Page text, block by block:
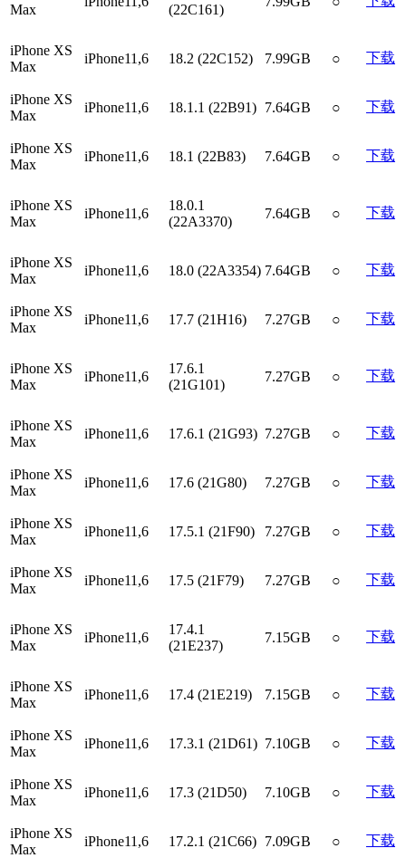
Max
(22C161)
iPhone XS
Max
iPhone11,6 18.2 (22C152) 7.99GB ○ 下载
iPhone XS
Max
iPhone11,6 18.1.1 (22B91) 7.64GB ○ 下载
iPhone XS
Max
iPhone11,6 18.1 (22B83) 7.64GB ○ 下载
iPhone XS
Max
iPhone11,6
18.0.1
(22A3370)
7.64GB ○ 下载
iPhone XS
Max
iPhone11,6 18.0 (22A3354) 7.64GB ○ 下载
iPhone XS
Max
iPhone11,6 17.7 (21H16) 7.27GB ○ 下载
iPhone XS
Max
iPhone11,6
17.6.1
(21G101)
7.27GB ○ 下载
iPhone XS
Max
iPhone11,6 17.6.1 (21G93) 7.27GB ○ 下载
iPhone XS
Max
iPhone11,6 17.6 (21G80) 7.27GB ○ 下载
iPhone XS
Max
iPhone11,6 17.5.1 (21F90) 7.27GB ○ 下载
iPhone XS
Max
iPhone11,6 17.5 (21F79) 7.27GB ○ 下载
iPhone XS
Max
iPhone11,6
17.4.1
(21E237)
7.15GB ○ 下载
iPhone XS
Max
iPhone11,6 17.4 (21E219) 7.15GB ○ 下载
iPhone XS
Max
iPhone11,6 17.3.1 (21D61) 7.10GB ○ 下载
iPhone XS
Max
iPhone11,6 17.3 (21D50) 7.10GB ○ 下载
iPhone XS
Max
iPhone11,6 17.2.1 (21C66) 7.09GB ○ 下载